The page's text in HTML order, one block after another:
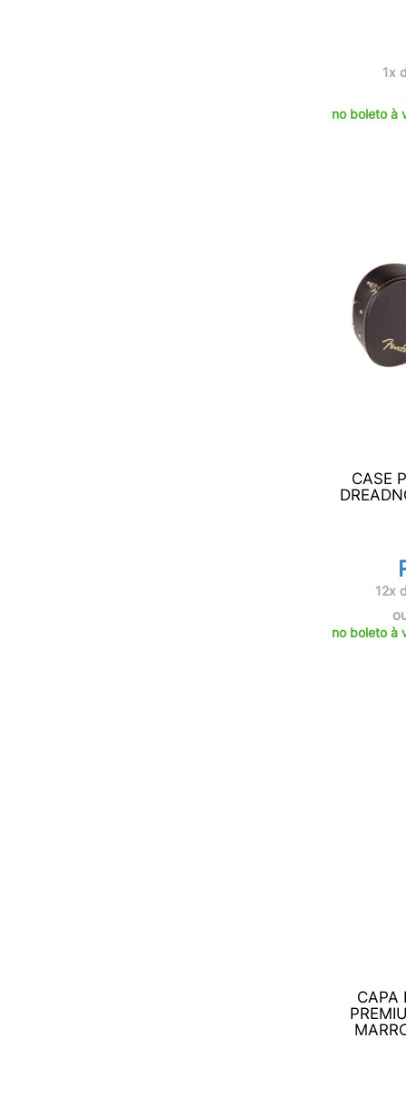
1x
no boleto à
CASE
12x
no boleto à
CAPA